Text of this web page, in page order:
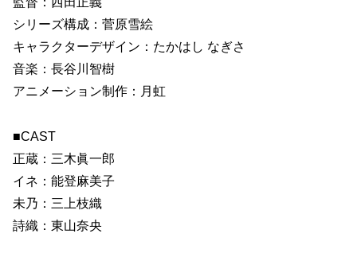
シリーズ構成：菅原雪絵
キャラクターデザイン：たかはし なぎさ
音楽：長谷川智樹
アニメーション制作：月虹
■CAST
正蔵：三木眞一郎
イネ：能登麻美子
未乃：三上枝織
詩織：東山奈央